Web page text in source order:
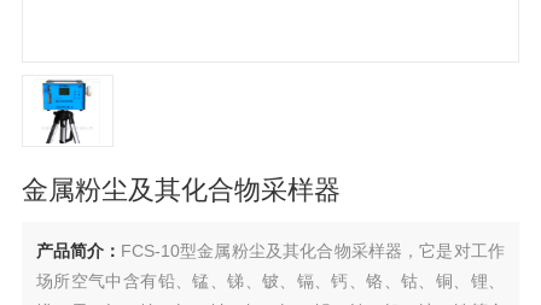
金属粉尘及其化合物采样器
产品简介： FCS-10型金属粉尘及其化合物采样器，它是对工作
场所空气中含有铅、锰、锑、铍、镉、钙、铬、钴、铜、锂、